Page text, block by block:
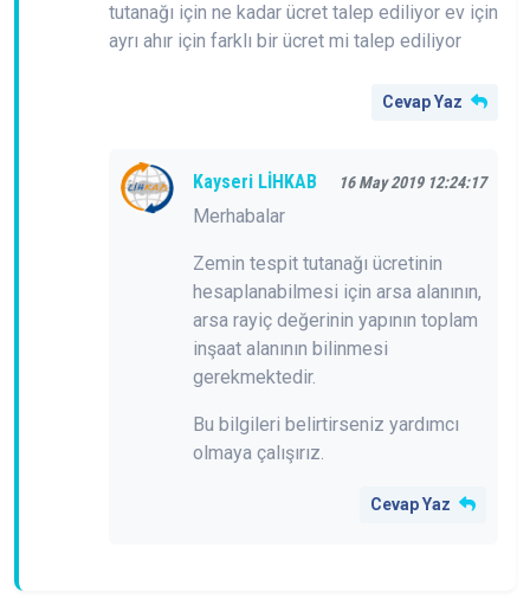
tutanağı için ne kadar ücret talep ediliyor ev için
ayrı ahır için farklı bir ücret mi talep ediliyor
Cevap Yaz
Kayseri LİHKAB 16 May 2019 12:24:17
Merhabalar
Zemin tespit tutanağı ücretinin
hesaplanabilmesi için arsa alanının,
arsa rayiç değerinin yapının toplam
inşaat alanının bilinmesi
gerekmektedir.
Bu bilgileri belirtirseniz yardımcı
olmaya çalışırız.
Cevap Yaz